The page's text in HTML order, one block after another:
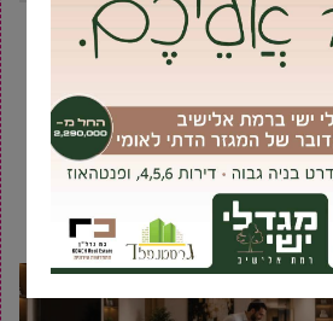
תלונה במשטרה בגין השחתת
נעקרו בניגוד לחוק ע''י
בעירייה לא ישן בשקט לנוכח
העירייה מטעם תנועת "ביחד"
במשטרה בגין השחתת שלטים.